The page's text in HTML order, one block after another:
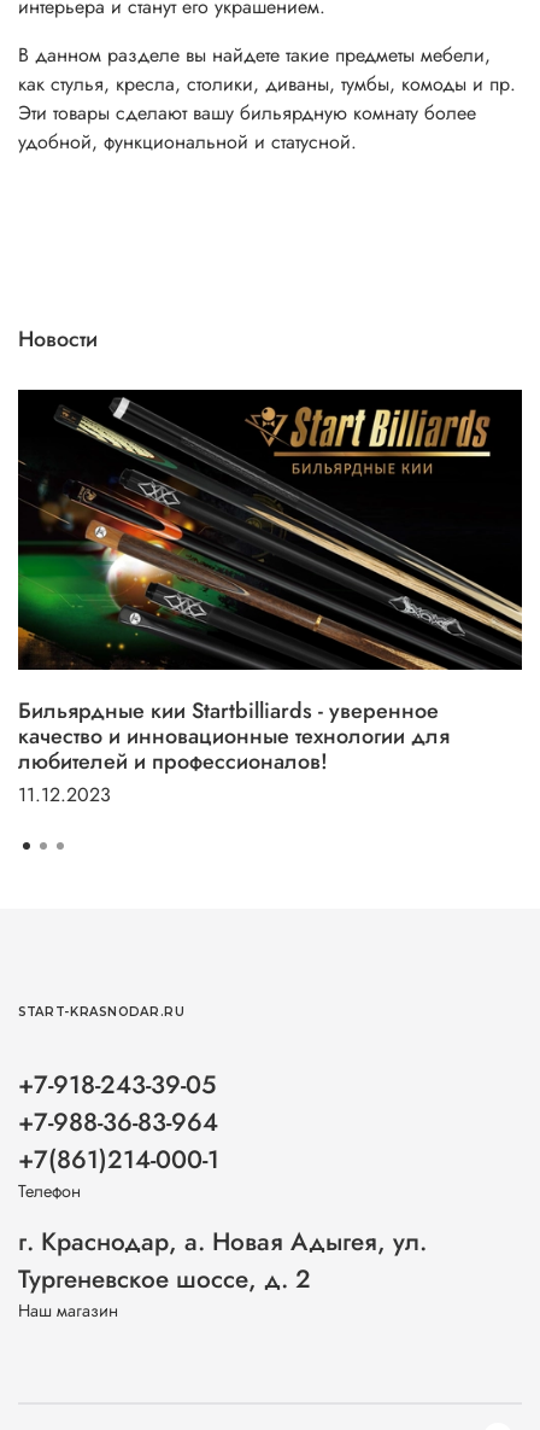
интерьера и станут его украшением.
В данном разделе вы найдете такие предметы мебели,
как стулья, кресла, столики, диваны, тумбы, комоды и пр.
Эти товары сделают вашу бильярдную комнату более
удобной, функциональной и статусной.
Новости
Бильярдные кии Startbilliards - уверенное
качество и инновационные технологии для
любителей и профессионалов!
11.12.2023
START-KRASNODAR.RU
+7-918-243-39-05
+7-988-36-83-964
+7(861)214-000-1
Телефон
г. Краснодар, а. Новая Адыгея, ул.
Тургеневское шоссе, д. 2
Наш магазин